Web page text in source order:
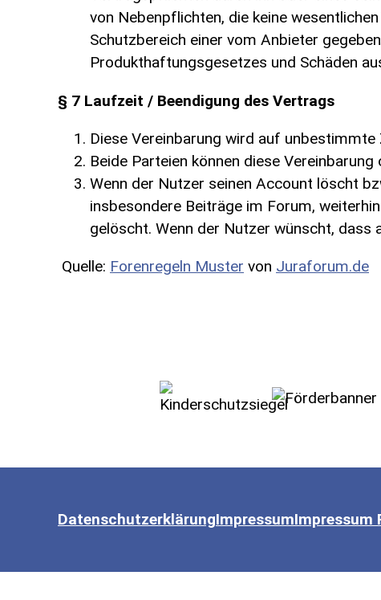
von Nebenpflichten, die keine
Schutzbereich einer vom Anbieter
Produkthaftungsgesetzes und Schäden
§ 7 Laufzeit / Beendigung des Vertrags
Diese Vereinbarung wird auf unbestimmte
Beide Parteien können diese
Wenn der Nutzer seinen Account löscht
insbesondere Beiträge im Forum,
gelöscht. Wenn der Nutzer wünscht,
Quelle: Forenregeln Muster von Juraforum.de
DatenschutzerklärungImpressumImpressum